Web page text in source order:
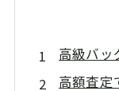
高級バッ
高額査定